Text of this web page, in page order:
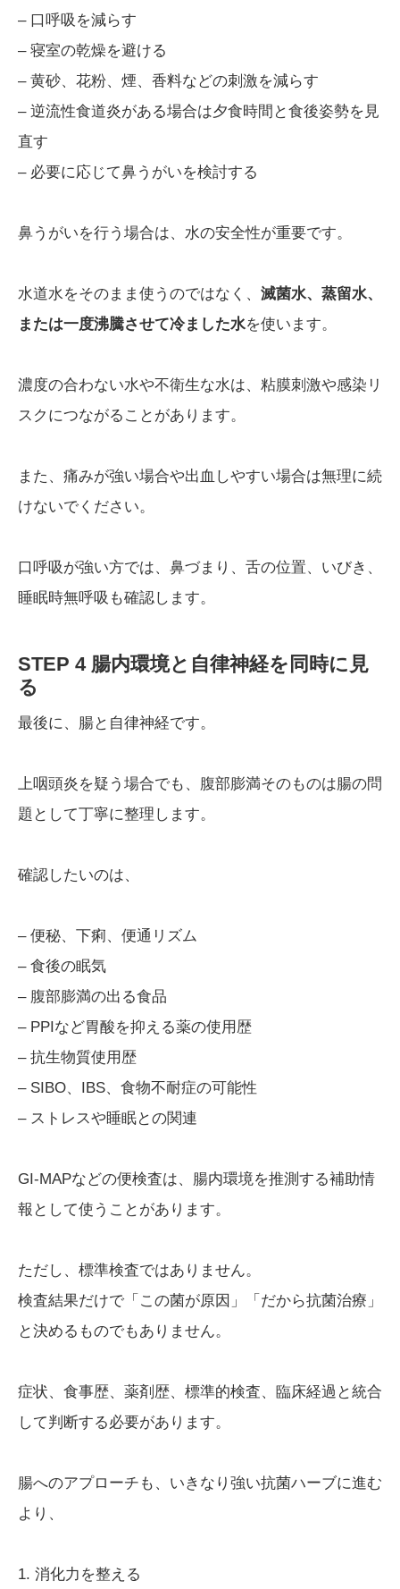
– 口呼吸を減らす
– 寝室の乾燥を避ける
– 黄砂、花粉、煙、香料などの刺激を減らす
– 逆流性食道炎がある場合は夕食時間と食後姿勢を見
直す
– 必要に応じて鼻うがいを検討する
鼻うがいを行う場合は、水の安全性が重要です。
水道水をそのまま使うのではなく、 滅菌水、蒸留水、
または一度沸騰させて冷ました水を使います。
濃度の合わない水や不衛生な水は、粘膜刺激や感染リ
スクにつながることがあります。
また、痛みが強い場合や出血しやすい場合は無理に続
けないでください。
口呼吸が強い方では、鼻づまり、舌の位置、いびき、
睡眠時無呼吸も確認します。
STEP 4 腸内環境と自律神経を同時に見
る
最後に、腸と自律神経です。
上咽頭炎を疑う場合でも、腹部膨満そのものは腸の問
題として丁寧に整理します。
確認したいのは、
– 便秘、下痢、便通リズム
– 食後の眠気
– 腹部膨満の出る食品
– PPIなど胃酸を抑える薬の使用歴
– 抗生物質使用歴
– SIBO、IBS、食物不耐症の可能性
– ストレスや睡眠との関連
GI-MAPなどの便検査は、腸内環境を推測する補助情
報として使うことがあります。
ただし、標準検査ではありません。
検査結果だけで「この菌が原因」「だから抗菌治療」
と決めるものでもありません。
症状、食事歴、薬剤歴、標準的検査、臨床経過と統合
して判断する必要があります。
腸へのアプローチも、いきなり強い抗菌ハーブに進む
より、
1. 消化力を整える